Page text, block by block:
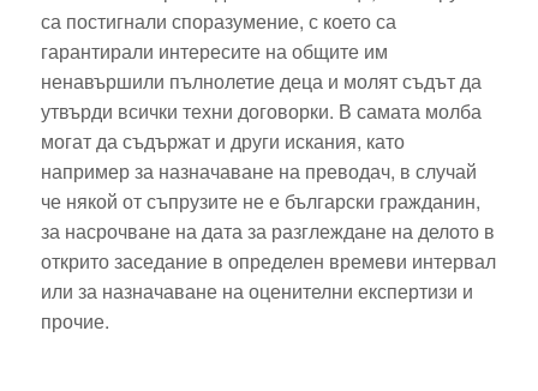
са постигнали споразумение, с което са
гарантирали интересите на общите им
ненавършили пълнолетие деца и молят съдът да
утвърди всички техни договорки. В самата молба
могат да съдържат и други искания, като
например за назначаване на преводач, в случай
че някой от съпрузите не е български гражданин,
за насрочване на дата за разглеждане на делото в
открито заседание в определен времеви интервал
или за назначаване на оценителни експертизи и
прочие.